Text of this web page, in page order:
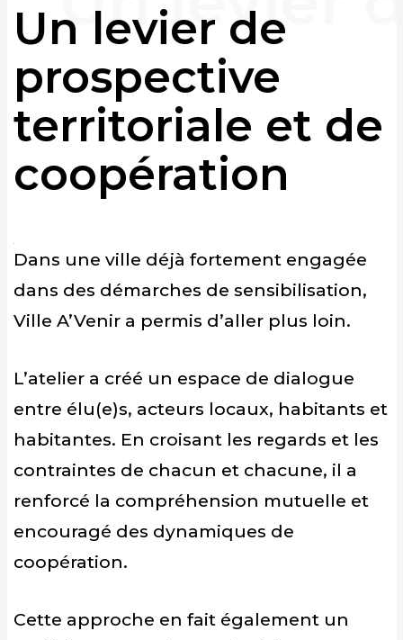
Un levier de
prospective
territoriale et de
coopération
Dans une ville déjà fortement engagée
dans des démarches de sensibilisation,
Ville A’Venir a permis d’aller plus loin.
L’atelier a créé un espace de dialogue
entre élu(e)s, acteurs locaux, habitants et
habitantes. En croisant les regards et les
contraintes de chacun et chacune, il a
renforcé la compréhension mutuelle et
encouragé des dynamiques de
coopération.
Cette approche en fait également un